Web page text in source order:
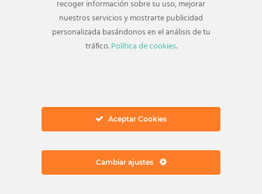
madre 2019
recoger información sobre su uso, mejorar
nuestros servicios y mostrarte publicidad
personalizada basándonos en el análisis de tu
tráfico.Política de cookies.
Aceptar Cookies
Cambiar ajustes